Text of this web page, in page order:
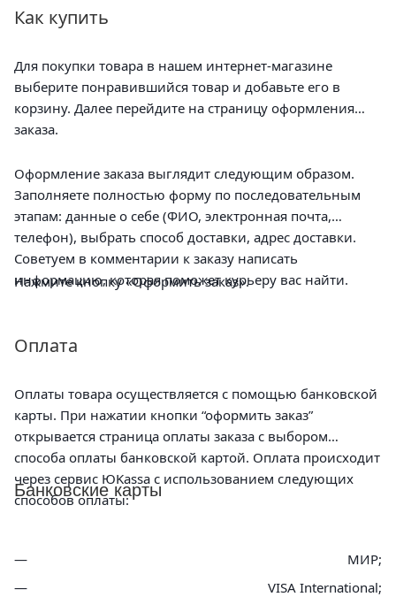
Как купить
Для покупки товара в нашем интернет-магазине
выберите понравившийся товар и добавьте его в
корзину. Далее перейдите на страницу оформления
заказа.
Оформление заказа выглядит следующим образом.
Заполняете полностью форму по последовательным
этапам: данные о себе (ФИО, электронная почта,
телефон), выбрать способ доставки, адрес доставки.
Советуем в комментарии к заказу написать
информацию, которая поможет курьеру вас найти.
Нажмите кнопку «Оформить заказ».
Оплата
Оплаты товара осуществляется с помощью банковской
карты. При нажатии кнопки “оформить заказ”
открывается страница оплаты заказа с выбором
способа оплаты банковской картой. Оплата происходит
через сервис ЮKassa с использованием следующих
способов оплаты:
Банковские карты
МИР;
VISA International;